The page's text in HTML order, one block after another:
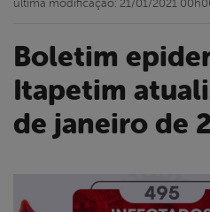
Boletim epidemiológico de
Itapetim
de janeiro de
última modificação: 21/01/2021